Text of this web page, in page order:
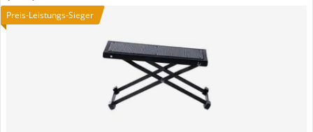
Preis-Leistungs-Sieger